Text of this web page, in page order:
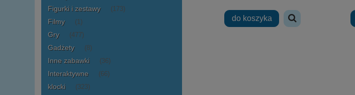
Figurki i zestawy (173)
Filmy (1)
Gry (477)
Gadżety (8)
Inne zabawki (36)
Interaktywne (66)
klocki (323)
do koszyka